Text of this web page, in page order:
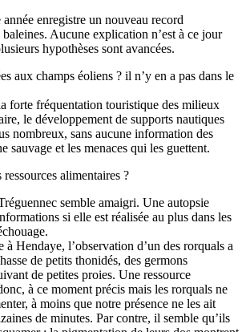
enregistre un nouveau record
baleines. Aucune explication n’est à ce jour
hypothèses sont avancées.
aux champs éoliens ? il n’y en a pas dans le
forte fréquentation touristique des milieux
le développement de supports nautiques
nombreux, sans aucune information des
sauvage et les menaces qui les guettent.
alimentaires ?
semble amaigri. Une autopsie
si elle est réalisée au plus dans les
à Hendaye, l’observation d’un des rorquals a
de petits thonidés, des germons
de petites proies. Une ressource
à ce moment précis mais les rorquals ne
à moins que notre présence ne les ait
de minutes. Par contre, il semble qu’ils